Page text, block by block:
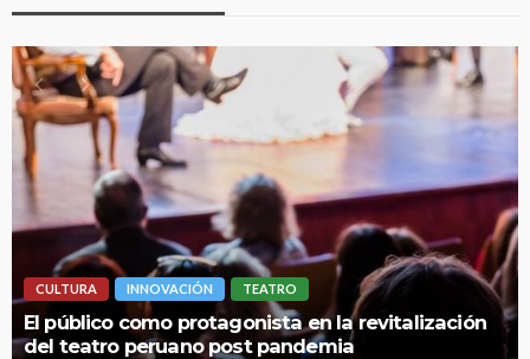
LIMA HIPERLOCAL
UNMSM: Cuando una institución brinda
educación